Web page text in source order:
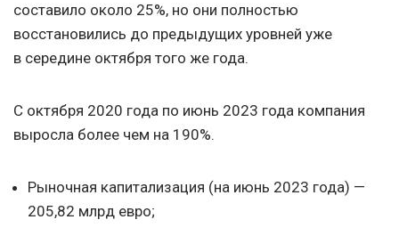
составило около 25%, но они полностью
восстановились до предыдущих уровней уже
в середине октября того же года.
С октября 2020 года по июнь 2023 года компания
выросла более чем на 190%.
Рыночная капитализация (на июнь 2023 года) —
205,82 млрд евро;